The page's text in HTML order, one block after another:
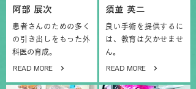
阿部 展次
患者さんのための多く
の引き出しをもった外
科医の育成。
READ MORE
須並 英二
良い手術を提供するに
は、教育は欠かせませ
ん。
READ MORE